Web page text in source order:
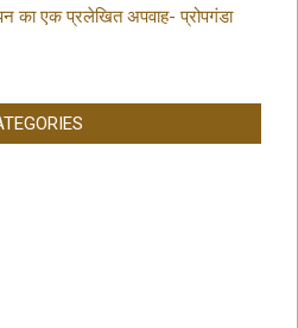
का एक प्रलेखित अपवाह- प्रोपगंडा